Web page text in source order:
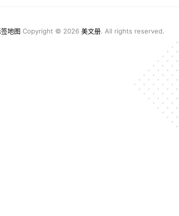
地图 Copyright © 2026 美文册. All rights reserved.